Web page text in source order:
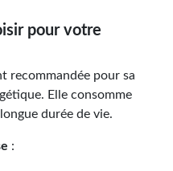
pour votre
recommandée pour sa
Elle consomme
durée de vie.
: